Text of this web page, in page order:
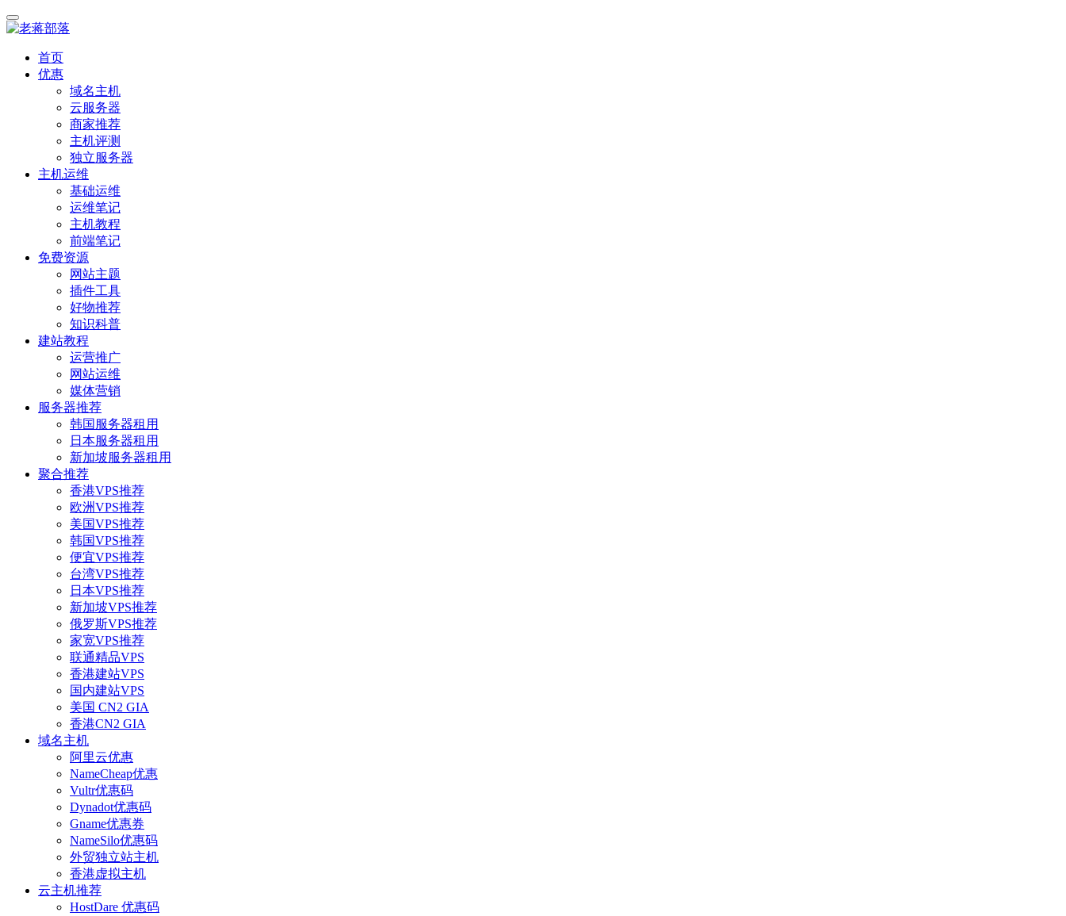
首页
优惠
域名主机
云服务器
商家推荐
主机评测
独立服务器
主机运维
基础运维
运维笔记
主机教程
前端笔记
免费资源
网站主题
插件工具
好物推荐
知识科普
建站教程
运营推广
网站运维
媒体营销
服务器推荐
韩国服务器租用
日本服务器租用
新加坡服务器租用
聚合推荐
香港VPS推荐
欧洲VPS推荐
美国VPS推荐
韩国VPS推荐
便宜VPS推荐
台湾VPS推荐
日本VPS推荐
新加坡VPS推荐
俄罗斯VPS推荐
家宽VPS推荐
联通精品VPS
香港建站VPS
国内建站VPS
美国 CN2 GIA
香港CN2 GIA
域名主机
阿里云优惠
NameCheap优惠
Vultr优惠码
Dynadot优惠码
Gname优惠券
NameSilo优惠码
外贸独立站主机
香港虚拟主机
云主机推荐
HostDare 优惠码